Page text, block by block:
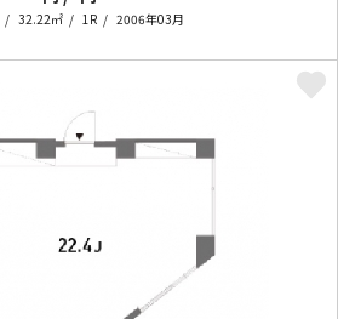
32.22㎡ 1R 2006年03月